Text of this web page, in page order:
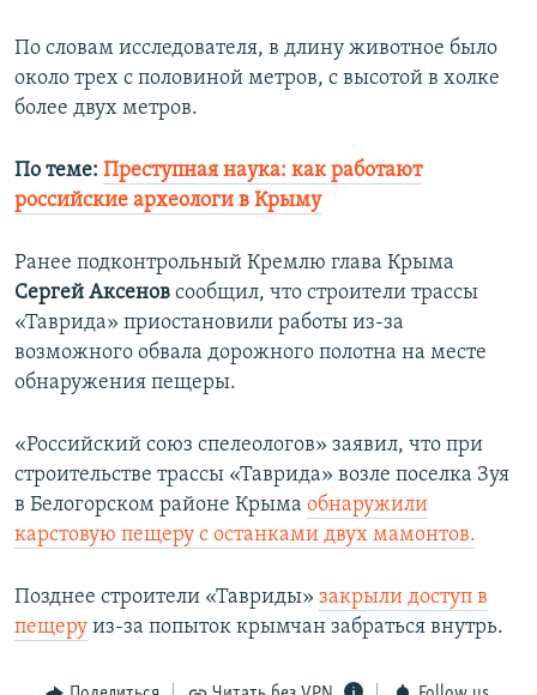
По словам исследователя, в длину животное было
около трех с половиной метров, с высотой в холке
более двух метров.
По теме: Преступная наука: как работают
российские археологи в Крыму
Ранее подконтрольный Кремлю глава Крыма
Сергей Аксенов сообщил, что строители трассы
«Таврида» приостановили работы из-за
возможного обвала дорожного полотна на месте
обнаружения пещеры.
«Российский союз спелеологов» заявил, что при
строительстве трассы «Таврида» возле поселка Зуя
в Белогорском районе Крыма обнаружили
карстовую пещеру с останками двух мамонтов.
Позднее строители «Тавриды» закрыли доступ в
пещеру из-за попыток крымчан забраться внутрь.